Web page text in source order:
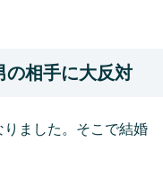
の相手に大反対
ました。そこで結婚